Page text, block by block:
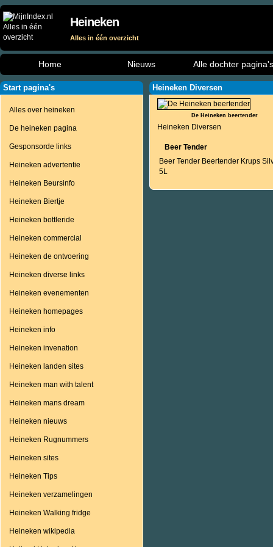
Heineken
Alles in één overzicht
Home Nieuws Alle dochter pagina's
Start pagina's
Alles over heineken
De heineken pagina
Gesponsorde links
Heineken advertentie
Heineken Beursinfo
Heineken Biertje
Heineken bottleride
Heineken commercial
Heineken de ontvoering
Heineken diverse links
Heineken evenementen
Heineken homepages
Heineken info
Heineken invenation
Heineken landen sites
Heineken man with talent
Heineken mans dream
Heineken nieuws
Heineken Rugnummers
Heineken sites
Heineken Tips
Heineken verzamelingen
Heineken Walking fridge
Heineken wikipedia
Heineken Diversen
De Heineken beertender
Heineken Diversen
Beer Tender
Beer Tender Beertender Krups
5L